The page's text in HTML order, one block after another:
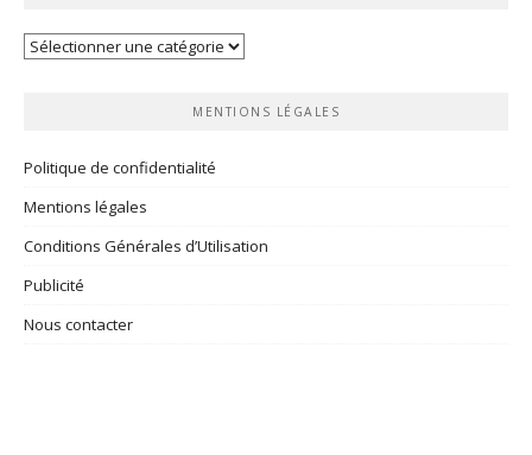
Vos
MENTIONS LÉGALES
Politique de confidentialité
Mentions légales
Conditions Générales d’Utilisation
Publicité
Nous contacter